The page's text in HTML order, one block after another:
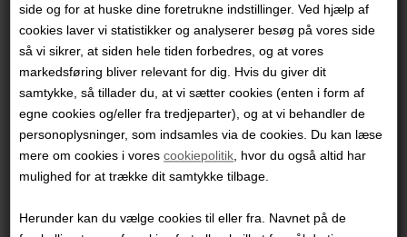
side og for at huske dine foretrukne indstillinger. Ved hjælp af
cookies laver vi statistikker og analyserer besøg på vores side
så vi sikrer, at siden hele tiden forbedres, og at vores
markedsføring bliver relevant for dig. Hvis du giver dit
samtykke, så tillader du, at vi sætter cookies (enten i form af
egne cookies og/eller fra tredjeparter), og at vi behandler de
personoplysninger, som indsamles via de cookies. Du kan læse
mere om cookies i vorescookiepolitik , hvor du også altid har
mulighed for at trække dit samtykke tilbage.
Herunder kan du vælge cookies til eller fra. Navnet på de
bestige den som Hendes Majestæt Dronning
Margrethe.
Den i Frankrig bosatte danske forfatter Erik Svane og
den i Danmark bosatte franske tegner Thierry
Capezzone har skabt en eventyrlig biografi i
tegneserieform om Dronning Margrethes liv, der følger
tronfølgerens barndom og ungdom, indtil hun i 1972